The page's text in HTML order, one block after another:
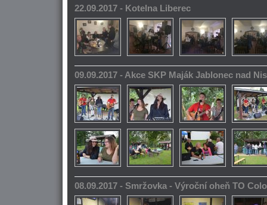
22.09.2017 - Kotelna Liberec
09.09.2017 - Akce SKP Maják Jablonec nad
08.09.2017 - Smržovka - Výroční oheň TO